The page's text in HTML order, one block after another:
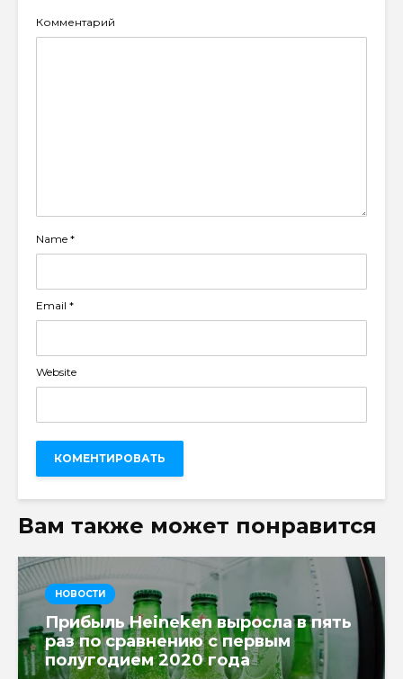
Комментарий
Name *
Email *
Website
Вам также может понравится
НОВОСТИ
Прибыль Heineken выросла в пять
раз по сравнению с первым
полугодием 2020 года